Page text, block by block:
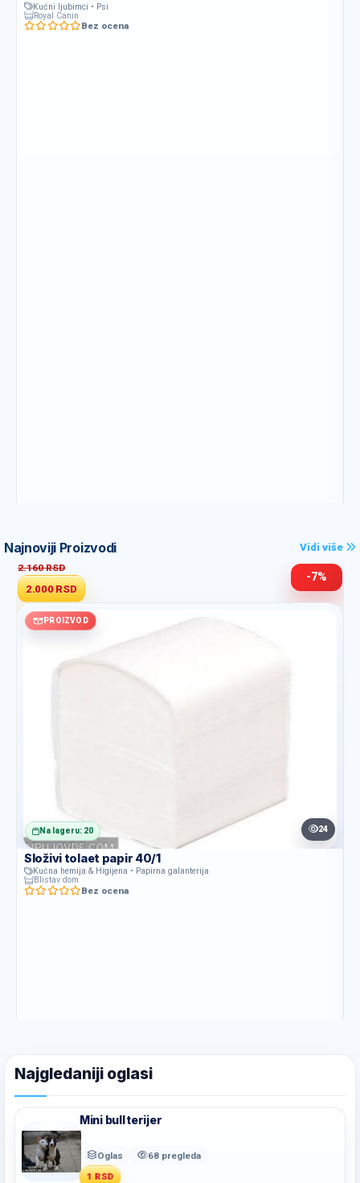
Kućni ljubimci • Psi
Royal Canin
Bez ocena
Najnoviji Proizvodi Vidi više
2.160 RSD
2.000 RSD
-7%
PROIZVOD
Na lageru: 20 24
Složivi tolaet papir 40/1
Kućna hemija & Higijena • Papirna galanterija
Blistav dom
Bez ocena
Najgledaniji oglasi
Mini bull terijer
Oglas 68 pregleda
1 RSD